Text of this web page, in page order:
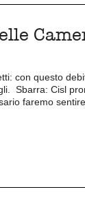
con questo
Sbarra: Cisl
faremo